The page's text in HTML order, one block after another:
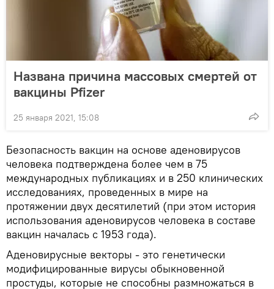
Названа причина массовых смертей от
вакцины Pfizer
25 января 2021, 15:08
Безопасность вакцин на основе аденовирусов
человека подтверждена более чем в 75
международных публикациях и в 250 клинических
исследованиях, проведенных в мире на
протяжении двух десятилетий (при этом история
использования аденовирусов человека в составе
вакцин началась с 1953 года).
Аденовирусные векторы - это генетически
модифицированные вирусы обыкновенной
простуды, которые не способны размножаться в